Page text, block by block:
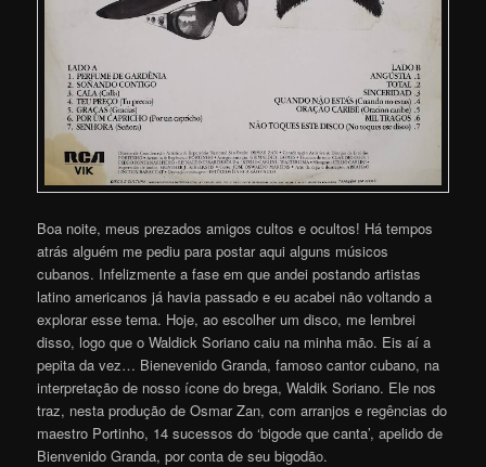
Boa noite, meus prezados amigos cultos e ocultos! Há tempos
atrás alguém me pediu para postar aqui alguns músicos
cubanos. Infelizmente a fase em que andei postando artistas
latino americanos já havia passado e eu acabei não voltando a
explorar esse tema. Hoje, ao escolher um disco, me lembrei
disso, logo que o Waldick Soriano caiu na minha mão. Eis aí a
pepita da vez… Bienevenido Granda, famoso cantor cubano, na
interpretação de nosso ícone do brega, Waldik Soriano. Ele nos
traz, nesta produção de Osmar Zan, com arranjos e regências do
maestro Portinho, 14 sucessos do ‘bigode que canta’, apelido de
Bienvenido Granda, por conta de seu bigodão.